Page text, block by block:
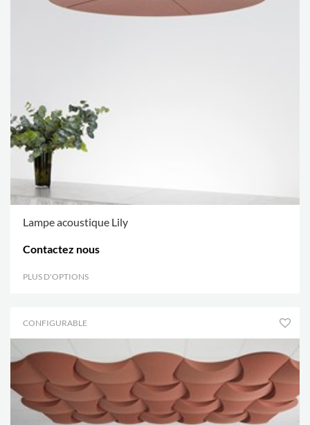
Lampe acoustique Lily
Contactez nous
PLUS D'OPTIONS
CONFIGURABLE